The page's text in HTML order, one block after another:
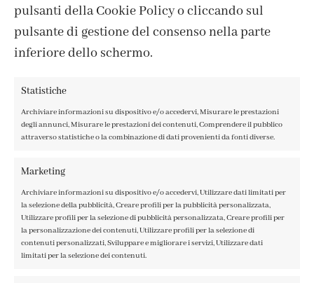
pulsanti della Cookie Policy o cliccando sul
pulsante di gestione del consenso nella parte
inferiore dello schermo.
Statistiche
Archiviare informazioni su dispositivo e/o accedervi, Misurare le prestazioni
degli annunci, Misurare le prestazioni dei contenuti, Comprendere il pubblico
attraverso statistiche o la combinazione di dati provenienti da fonti diverse.
Marketing
Archiviare informazioni su dispositivo e/o accedervi, Utilizzare dati limitati per
la selezione della pubblicità, Creare profili per la pubblicità personalizzata,
Utilizzare profili per la selezione di pubblicità personalizzata, Creare profili per
la personalizzazione dei contenuti, Utilizzare profili per la selezione di
contenuti personalizzati, Sviluppare e migliorare i servizi, Utilizzare dati
limitati per la selezione dei contenuti.
CONTATTI
COOKIE POLICY
PRIVACY POLICY
TERMINI E CONDIZIONI